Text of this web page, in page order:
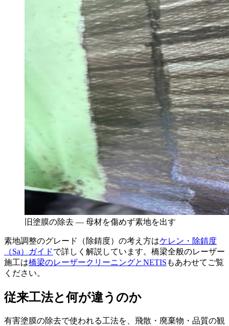
旧塗膜の除去 — 母材を傷めず素地を出す
素地調整のグレード（除錆度）の考え方はケレン・除錆度
（Sa）ガイドで詳しく解説しています。橋梁全般のレーザー
施工は橋梁のレーザークリーニングとNETIS もあわせてご覧
ください。
従来工法と何が違うのか
有害塗膜の除去で使われる工法を、飛散・廃棄物・品質の観